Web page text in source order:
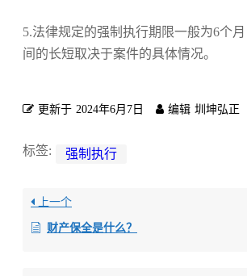
5.法律规定的强制执行期限一般为6个
间的长短取决于案件的具体情况。
更新于 2024年6月7日 编辑 圳坤弘正
标签: 强制执行
上一个
财产保全是什么？